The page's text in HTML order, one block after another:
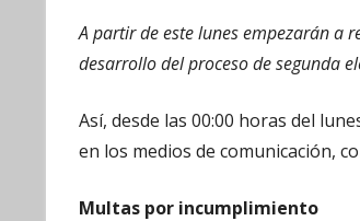
A partir de este lunes empezarán a
desarrollo del proceso de segunda
Así, desde las 00:00 horas del
en los medios de comunicación,
Multas por incumplimiento